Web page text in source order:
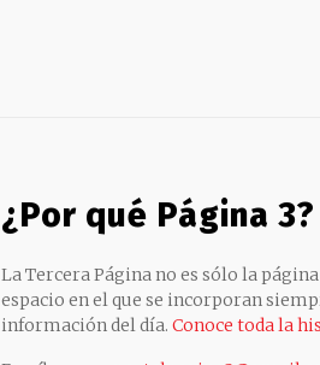
¿Por qué Página 3?
La Tercera Página no es sólo la
espacio en el que se incorporan
información del día. Conoce toda la